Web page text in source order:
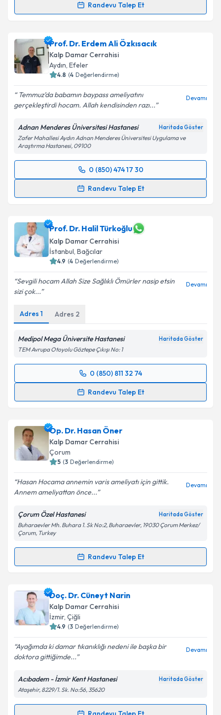
Randevu Talep Et
için bir takvim hazırlandığında e-posta ile
bilgilendireceğiz.
E-posta Adresiniz
Kişisel verilerimin işlenmesine ilişkin
Metni'ni okudum ve kişisel verilerimin belirtilen
kapsamda işlenmesini kabul ediyorum.
Takvim Talebini Gönder
Prof. Dr. Erdem Ali Özkısacık
Kalp Damar Cerrahisi
Aydın, Efeler
4.8 (4 Değerlendirme)
Temmuz’da babamın baypass ameliyatını
gerçekleştirdi hocam. Allah kendisinden razı...
Devamı
Adnan Menderes Üniversitesi Hastanesi Haritada Göster
Zafer Mahallesi Aydın Adnan Menderes Üniversitesi Uygulama ve
Araştırma Hastanesi, 09100
0 (850) 474 17 30
Randevu Talep Et
Randevu Takvimi Talebi
için bir takvim hazırlandığında e-posta ile
bilgilendireceğiz.
E-posta Adresiniz
Metni'ni okudum ve kişisel verilerimin belirtilen
kapsamda işlenmesini kabul ediyorum.
Takvim Talebini Gönder
Prof. Dr. Halil Türkoğlu
Kalp Damar Cerrahisi
İstanbul, Bağcılar
4.9 (4 Değerlendirme)
Sevgili hocam Allah Size Sağlıklı Ömürler nasip etsin
sizi çok...
Devamı
Adres 1 Adres 2
Medipol Mega Üniversite Hastanesi Haritada Göster
TEM Avrupa Otoyolu Göztepe Çıkışı No: 1
0 (850) 811 32 74
Randevu Talep Et
Randevu Takvimi Talebi
takvim hazırlandığında e-posta ile bilgilendireceğiz.
E-posta Adresiniz
Kişisel verilerimin işlenmesine ilişkin
kapsamda işlenmesini kabul ediyorum.
Takvim Talebini Gönder
Op. Dr. Hasan Öner
Kalp Damar Cerrahisi
Çorum
5 (3 Değerlendirme)
Hasan Hocama annemin varis ameliyatı için gittik.
Annem ameliyattan önce...
Devamı
Çorum Özel Hastanesi Haritada Göster
Buharaevler Mh. Buhara 1. Sk No:2, Buharaevler, 19030 Çorum Merkez/
Çorum, Turkey
Randevu Talep Et
Randevu Takvimi Talebi
Op. Dr. Hasan Öneriçin randevu takvimi talebi
oluşturun. Size bu uzmandan randevu almanız için bir
takvim hazırlandığında e-posta ile bilgilendireceğiz.
Kişisel verilerimin işlenmesine ilişkin
Aydınlatma
Metni'ni okudum ve kişisel verilerimin belirtilen
kapsamda işlenmesini kabul ediyorum.
Doç. Dr. Cüneyt Narin
Kalp Damar Cerrahisi
İzmir, Çiğli
4.9 (3 Değerlendirme)
Ayağımda ki damar tıkanıklığı nedeni ile başka bir
doktora gittiğimde...
Devamı
Acıbadem - İzmir Kent Hastanesi Haritada Göster
Ataşehir, 8229/1. Sk. No:56, 35620